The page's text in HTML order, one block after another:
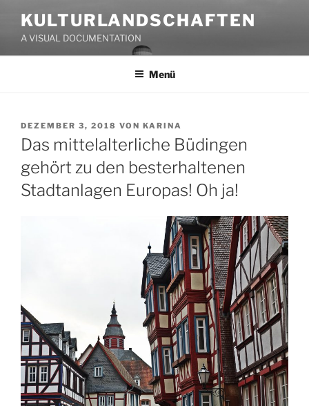
Inhalt
springen
KULTURLANDSCHAFTEN
A VISUAL DOCUMENTATION
Menü
VERÖFFENTLICHT
AM
DEZEMBER 3, 2018 VON KARINA
Das mittelalterliche Büdingen
gehört zu den besterhaltenen
Stadtanlagen Europas! Oh ja!